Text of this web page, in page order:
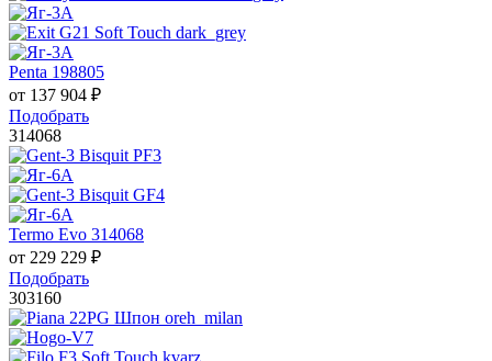
Penta 198805
от 137 904 ₽
Подобрать
314068
Termo Evo 314068
от 229 229 ₽
Подобрать
303160